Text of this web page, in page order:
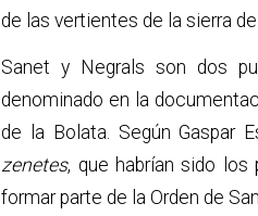
de las vertientes de la sierra
Sanet y Negrals son dos
denominado en la
de la Bolata. Según Gaspar
zenetes, que habrían sido los
formar parte de la Orden de